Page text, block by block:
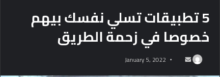
5 تطبيقات تسلي نفسك بيهم
خصوصا في زحمة الطريق
January 5, 2022